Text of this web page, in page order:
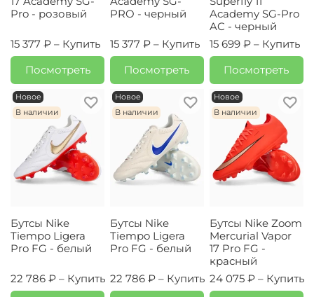
Pro - розовый
15 377 ₽ – Купить
Посмотреть
PRO - черный
15 377 ₽ – Купить
Посмотреть
Academy SG-Pro
AC - черный
15 699 ₽ – Купить
Посмотреть
Новое
В наличии
Бутсы Nike
Tiempo Ligera
Pro FG - белый
22 786 ₽ – Купить
Новое
В наличии
Бутсы Nike
Tiempo Ligera
Pro FG - белый
22 786 ₽ – Купить
Новое
В наличии
Бутсы Nike Zoom
Mercurial Vapor
17 Pro FG -
красный
24 075 ₽ – Купить